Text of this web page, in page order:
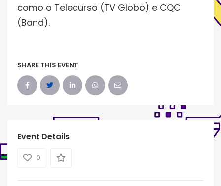
como o Telecurso (TV Globo) e CQC
(Band).
SHARE THIS EVENT
Event Details
0